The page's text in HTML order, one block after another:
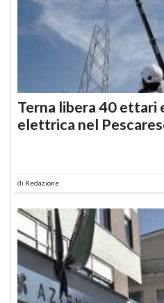
Terna libera 40 ettari
elettrica nel
di Redazione